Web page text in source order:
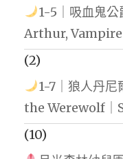
1-5｜吸血鬼公
Arthur,
(2)
1-7｜狼人丹
the Werewolf｜
(10)